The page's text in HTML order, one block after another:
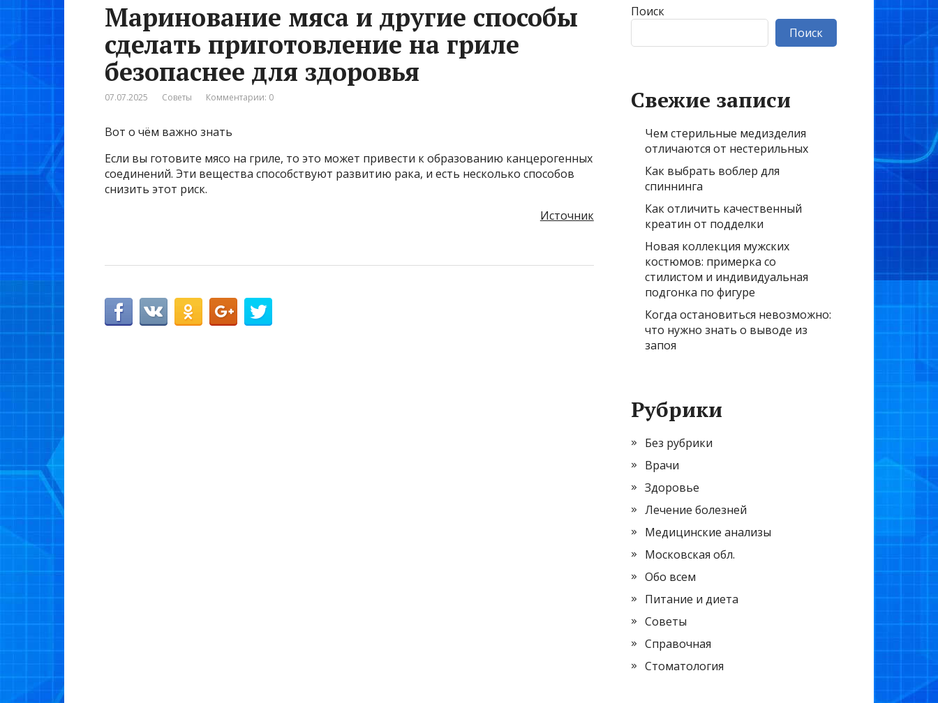
Маринование мяса и другие способы
сделать приготовление на гриле
безопаснее для здоровья
07.07.2025 Советы Комментарии: 0
Вот о чём важно знать
Если вы готовите мясо на гриле, то это может привести к образованию канцерогенных
соединений. Эти вещества способствуют развитию рака, и есть несколько способов
снизить этот риск.
Источник
Поиск
Поиск
Свежие записи
Чем стерильные медизделия
отличаются от нестерильных
Как выбрать воблер для
спиннинга
Как отличить качественный
креатин от подделки
Новая коллекция мужских
костюмов: примерка со
стилистом и индивидуальная
подгонка по фигуре
Когда остановиться невозможно:
что нужно знать о выводе из
запоя
Рубрики
Без рубрики
Врачи
Здоровье
Лечение болезней
Медицинские анализы
Московская обл.
Обо всем
Питание и диета
Советы
Справочная
Стоматология